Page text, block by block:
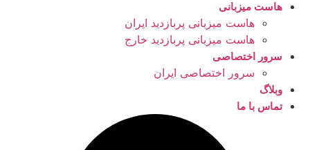
هاست میزبانی
هاست میزبانی پربازدید ایران
هاست میزبانی پربازدید خارج
سرور اختصاصی
سرور اختصاصی ایران
وبلاگ
تماس با ما